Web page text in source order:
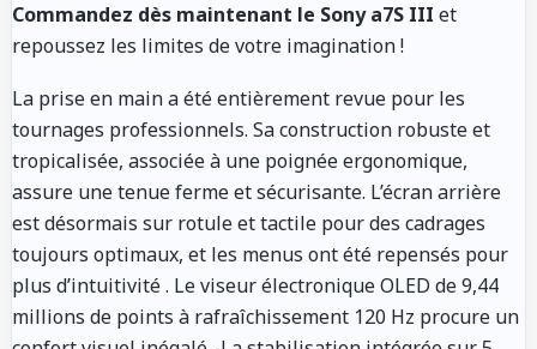
Commandez dès maintenant le Sony a7S III et
repoussez les limites de votre imagination !
La prise en main a été entièrement revue pour les
tournages professionnels. Sa construction robuste et
tropicalisée, associée à une poignée ergonomique,
assure une tenue ferme et sécurisante. L’écran arrière
est désormais sur rotule et tactile pour des cadrages
toujours optimaux, et les menus ont été repensés pour
plus d’intuitivité. Le viseur électronique OLED de 9,44
millions de points à rafraîchissement 120 Hz procure un